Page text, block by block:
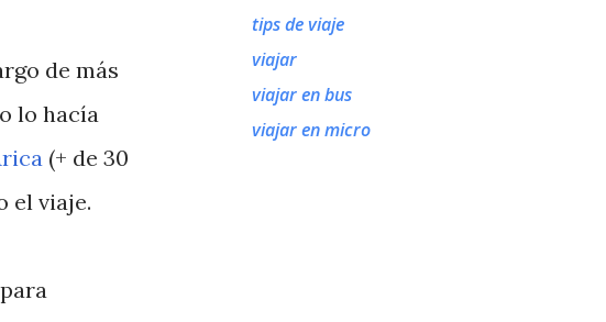
de más
lo hacía
(+ de 30
el viaje.
tips de viaje
viajar
viajar en bus
viajar en micro